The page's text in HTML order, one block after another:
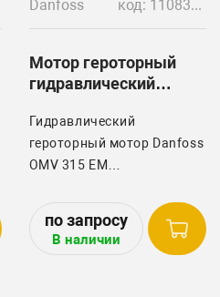
Danfoss код: 11083282
Мотор героторный
гидравлический
Гидравлический
героторный мотор Danfoss
OMV 315 EM
свеклоуборочных
комбайнах Holmer арт.
1063025429 и Ropa арт.
В наличии